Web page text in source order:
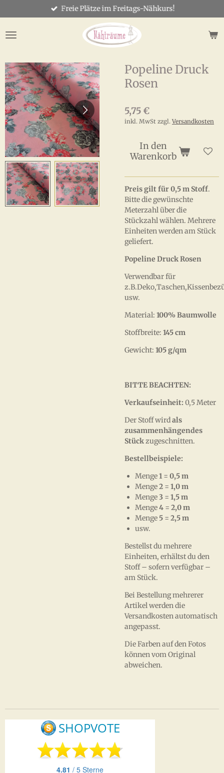
Hauptinhalt
springen
Freie Plätze im Freitags-Nähkurs!
Popeline Druck
Rosen
5,75 €
inkl. MwSt zzgl. Versandkosten
In den
Warenkorb
Preis gilt für 0,5 m Stoff.
Bitte die gewünschte
Meterzahl über die
Stückzahl wählen. Mehrere
Einheiten werden am Stück
geliefert.
Popeline Druck Rosen
Verwendbar für
usw.
Material: 100% Baumwolle
Stoffbreite: 145 cm
Gewicht: 105 g/qm
BITTE BEACHTEN:
Verkaufseinheit: 0,5 Meter
Der Stoff wirdals
zusammenhängendes
Stückzugeschnitten.
Bestellbeispiele:
Menge1 = 0,5 m
Menge2 = 1,0 m
Menge3 = 1,5 m
Menge4 = 2,0 m
Menge 5 = 2,5 m
usw.
Bestellst du mehrere
Einheiten, erhältst du den
Stoff – sofern verfügbar –
am Stück.
Bei Bestellung mehrerer
Artikel werden die
Versandkosten automatisch
angepasst.
Die Farben auf den Fotos
können vom Original
abweichen.